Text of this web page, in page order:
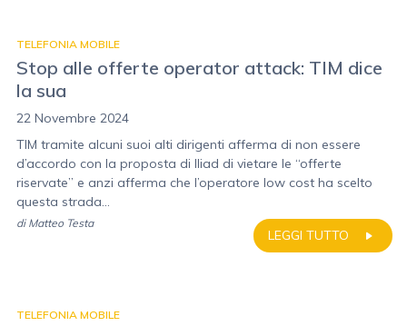
TELEFONIA MOBILE
Stop alle offerte operator attack: TIM dice
la sua
22 Novembre 2024
TIM tramite alcuni suoi alti dirigenti afferma di non essere
d’accordo con la proposta di Iliad di vietare le “offerte
riservate” e anzi afferma che l’operatore low cost ha scelto
questa strada...
LEGGI TUTTO
di Matteo Testa
TELEFONIA MOBILE